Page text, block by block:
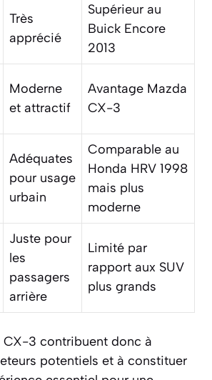
Très
apprécié
Supérieur au
Buick Encore
2013
Moderne
et attractif
Avantage Mazda
CX-3
Adéquates
pour usage
urbain
Comparable au
Honda HRV 1998
mais plus
moderne
Juste pour
les
passagers
arrière
Limité par
rapport aux SUV
plus grands
CX-3 contribuent donc à
potentiels et à constituer